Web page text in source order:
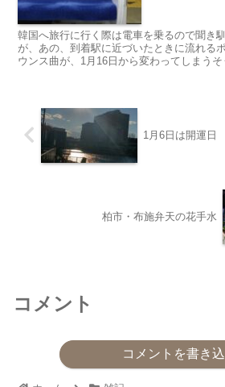
韓国へ旅行に行く際は電車を乗るので聞き
が、あの、到着駅に近づいたときに流れる
ウンス曲が、1月16日から変わってしま
1月6日は開運日
柏市・布施弁天の花手水
コメント
コメントを書き